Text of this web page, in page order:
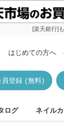
[楽天銀行]
はじめての方へ
員登録 (無料)
ログ ネイル